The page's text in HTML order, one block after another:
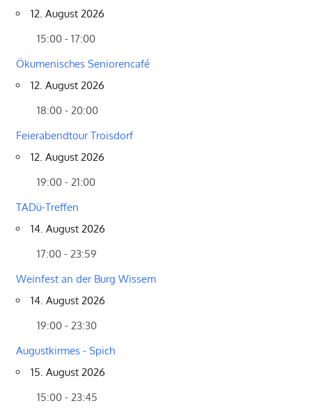
12. August 2026
15:00 - 17:00
Ökumenisches Seniorencafé
12. August 2026
18:00 - 20:00
Feierabendtour Troisdorf
12. August 2026
19:00 - 21:00
TADü-Treffen
14. August 2026
17:00 - 23:59
Weinfest an der Burg Wissem
14. August 2026
19:00 - 23:30
Augustkirmes - Spich
15. August 2026
15:00 - 23:45